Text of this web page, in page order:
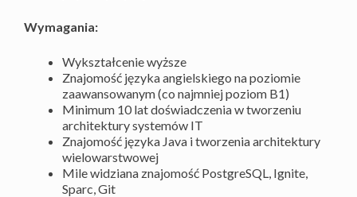
Wymagania:
Wykształcenie wyższe
Znajomość języka angielskiego na poziomie
zaawansowanym (co najmniej poziom B1)
Minimum 10 lat doświadczenia w tworzeniu
architektury systemów IT
Znajomość języka Java i tworzenia architektury
wielowarstwowej
Mile widziana znajomość PostgreSQL, Ignite,
Sparc, Git